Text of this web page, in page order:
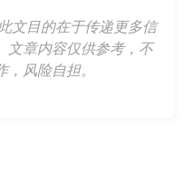
文目的在于传递更多信
文章内容仅供参考，不
风险自担。